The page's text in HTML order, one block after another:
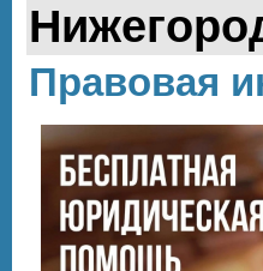
Правовая